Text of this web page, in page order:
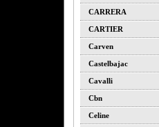
CARRERA
CARTIER
Carven
Castelbajac
Cavalli
Cbn
Celine